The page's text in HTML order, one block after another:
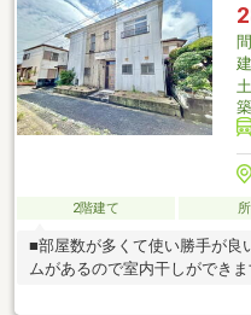
2階建て
■部屋数が多くて使い勝手が良
ムがあるので室内干しができま